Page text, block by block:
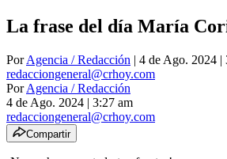
La frase del día María
PorAgencia / Redacción | 4 de Ago. 2024 |
redacciongeneral@crhoy.com
PorAgencia / Redacción
4 de Ago. 2024 | 3:27 am
redacciongeneral@crhoy.com
Compartir